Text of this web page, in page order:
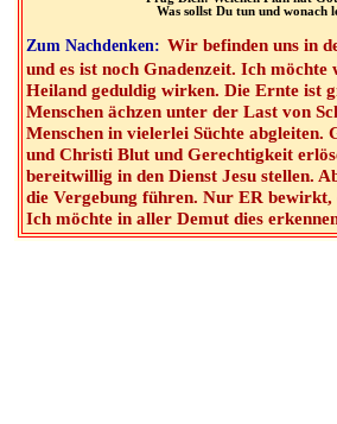
Was sollst Du tun und wonach
Zum Nachdenken: Wir befinden uns in
und es ist noch Gnadenzeit. Ich
Heiland geduldig wirken. Die Ernte ist
Menschen ächzen unter der Last von
Menschen in vielerlei Süchte
und Christi Blut und Gerechtigkeit
bereitwillig in den Dienst Jesu stellen.
die Vergebung führen. Nur ER bewirkt,
Ich möchte in aller Demut dies